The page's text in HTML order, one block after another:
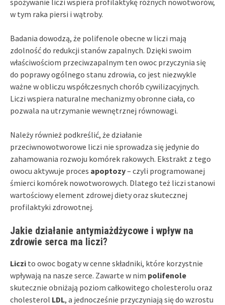
w tym raka piersi i wątroby.
Badania dowodzą, że polifenole obecne w liczi mają
zdolność do redukcji stanów zapalnych. Dzięki swoim
właściwościom przeciwzapalnym ten owoc przyczynia się
do poprawy ogólnego stanu zdrowia, co jest niezwykle
ważne w obliczu współczesnych chorób cywilizacyjnych.
Liczi wspiera naturalne mechanizmy obronne ciała, co
pozwala na utrzymanie wewnętrznej równowagi.
Należy również podkreślić, że działanie
przeciwnowotworowe liczi nie sprowadza się jedynie do
zahamowania rozwoju komórek rakowych. Ekstrakt z tego
owocu aktywuje proces apoptozy– czyli programowanej
śmierci komórek nowotworowych. Dlatego też liczi stanowi
wartościowy element zdrowej diety oraz skutecznej
profilaktyki zdrowotnej.
Jakie działanie antymiażdżycowe i wpływ na
zdrowie serca ma liczi?
Liczi to owoc bogaty w cenne składniki, które korzystnie
wpływają na nasze serce. Zawarte w nim polifenole
skutecznie obniżają poziom całkowitego cholesterolu oraz
cholesterol LDL, a jednocześnie przyczyniają się do wzrostu